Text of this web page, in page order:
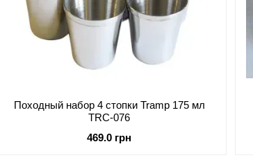
Походный набор 4 стопки Tramp 175 мл
TRC-076
469.0 грн